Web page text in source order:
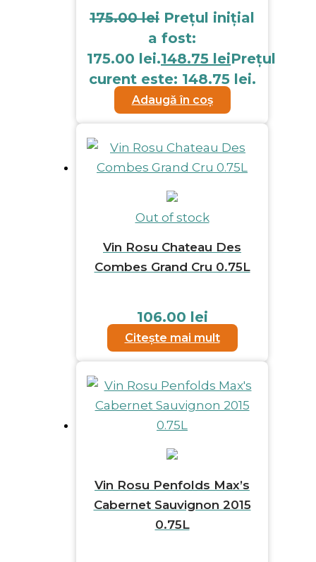
175.00lei Prețul inițial
a fost:
175.00 lei.148.75 leiPrețul
curent este: 148.75 lei.
Adaugă în coș
Out of stock
Vin Rosu Chateau Des
Combes Grand Cru 0.75L
106.00 lei
Citește mai mult
Vin Rosu Penfolds Max’s
Cabernet Sauvignon 2015
0.75L